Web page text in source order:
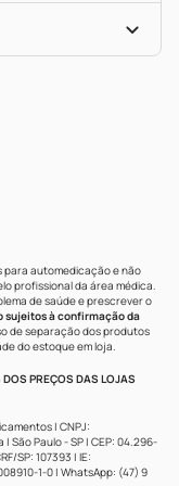
para automedicação e não
profissional da área médica.
de saúde e prescrever o
sujeitos à confirmação da
de separação dos produtos
do estoque em loja.
PREÇOS DAS LOJAS
| CNPJ:
São Paulo - SP | CEP: 04.296-
SP: 107393 | IE:
1-0 | WhatsApp: (47) 9